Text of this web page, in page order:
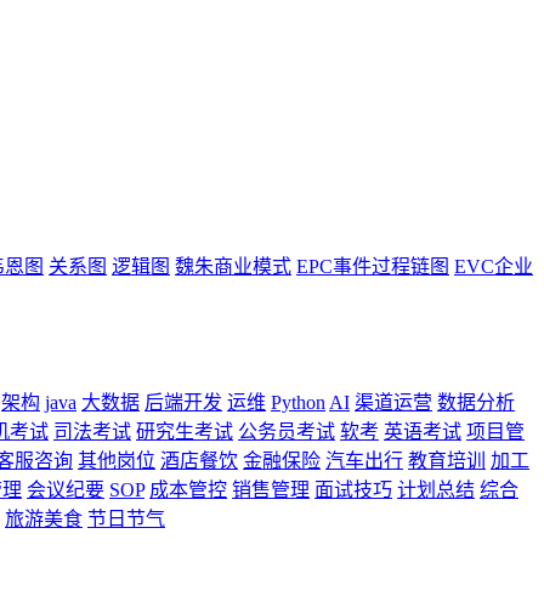
恩图 关系图 逻辑图 魏朱商业模式 EPC事件过程链图 EVC企业
架构 java 大数据 后端开发 运维 Python AI 渠道运营 数据分析
考试 司法考试 研究生考试 公务员考试 软考 英语考试 项目管
服咨询 其他岗位 酒店餐饮 金融保险 汽车出行 教育培训
加工
会议纪要 SOP 成本管控 销售管理 面试技巧 计划总结 综合
旅游美食 节日节气